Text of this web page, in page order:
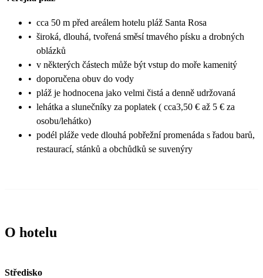
• cca 50 m před areálem hotelu pláž Santa Rosa
• široká, dlouhá, tvořená směsí tmavého písku a drobných
oblázků
• v některých částech může být vstup do moře kamenitý
• doporučena obuv do vody
• pláž je hodnocena jako velmi čistá a denně udržovaná
• lehátka a slunečníky za poplatek ( cca3,50 € až 5 € za
osobu/lehátko)
• podél pláže vede dlouhá pobřežní promenáda s řadou barů,
restaurací, stánků a obchůdků se suvenýry
O hotelu
Středisko